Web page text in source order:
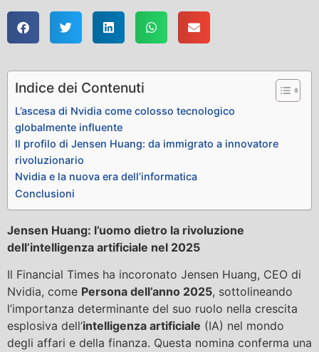
Indice dei Contenuti
L’ascesa di Nvidia come colosso tecnologico
globalmente influente
Il profilo di Jensen Huang: da immigrato a innovatore
rivoluzionario
Nvidia e la nuova era dell’informatica
Conclusioni
Jensen Huang: l’uomo dietro la rivoluzione
dell’intelligenza artificiale nel 2025
Il Financial Times ha incoronato Jensen Huang, CEO di
Nvidia, come Persona dell’anno 2025, sottolineando
l’importanza determinante del suo ruolo nella crescita
esplosiva dell’intelligenza artificiale (IA) nel mondo
degli affari e della finanza. Questa nomina conferma una